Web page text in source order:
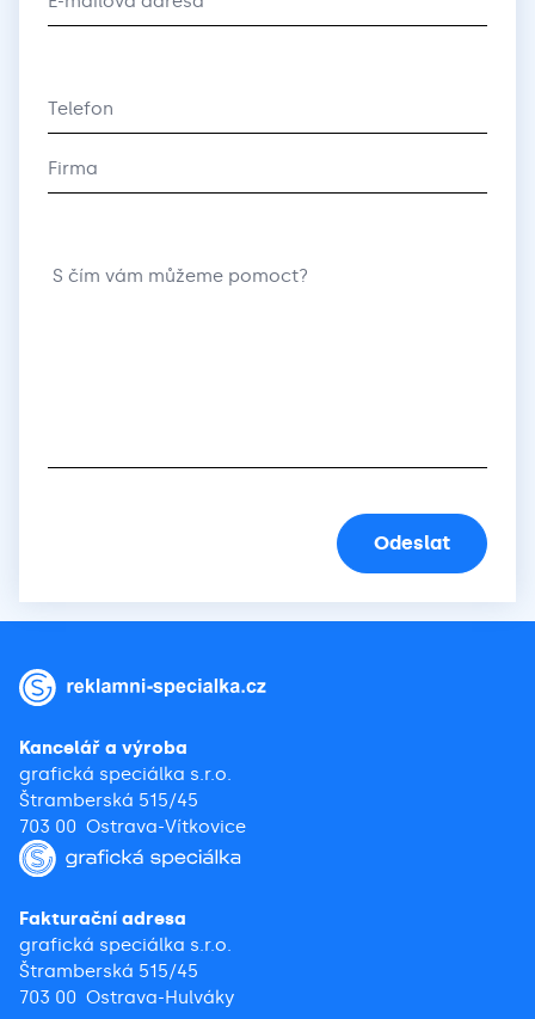
Kancelář a výroba
grafická speciálka s.r.o.
Štramberská 515/45
703 00 Ostrava-Vítkovice
Fakturační adresa
grafická speciálka s.r.o.
Štramberská 515/45
703 00 Ostrava-Hulváky